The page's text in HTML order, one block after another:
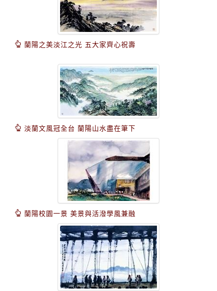
蘭陽之美淡江之光 五大家齊心祝壽
淡蘭文風冠全台 蘭陽山水盡在筆下
蘭陽校園一景 美景與活潑學風兼融